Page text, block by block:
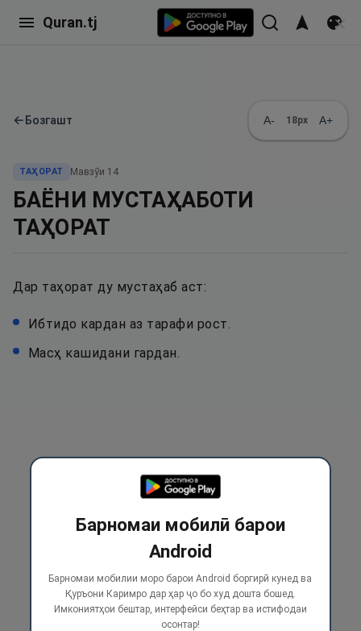
Quran.tj
←Бозгашт A- 18px A+
ТАҲОРАТ Мавзӯи 14
БАЁНИ МУСТАҲАБОТИ
ТАҲОРАТ
Дар таҳорат ду мустаҳаб аст:
Ибтидо кардан аз тарафи рост.
Масҳ кашидани гардан.
Барномаи мобилӣ барои
Android
Барномаи мобилии моро барои Android боргирӣ кунед ва
Қуръони Каримро дар ҳар ҷо бо худ дошта бошед.
Имкониятҳои бештар, интерфейси беҳтар ва истифодаи
осонтар!